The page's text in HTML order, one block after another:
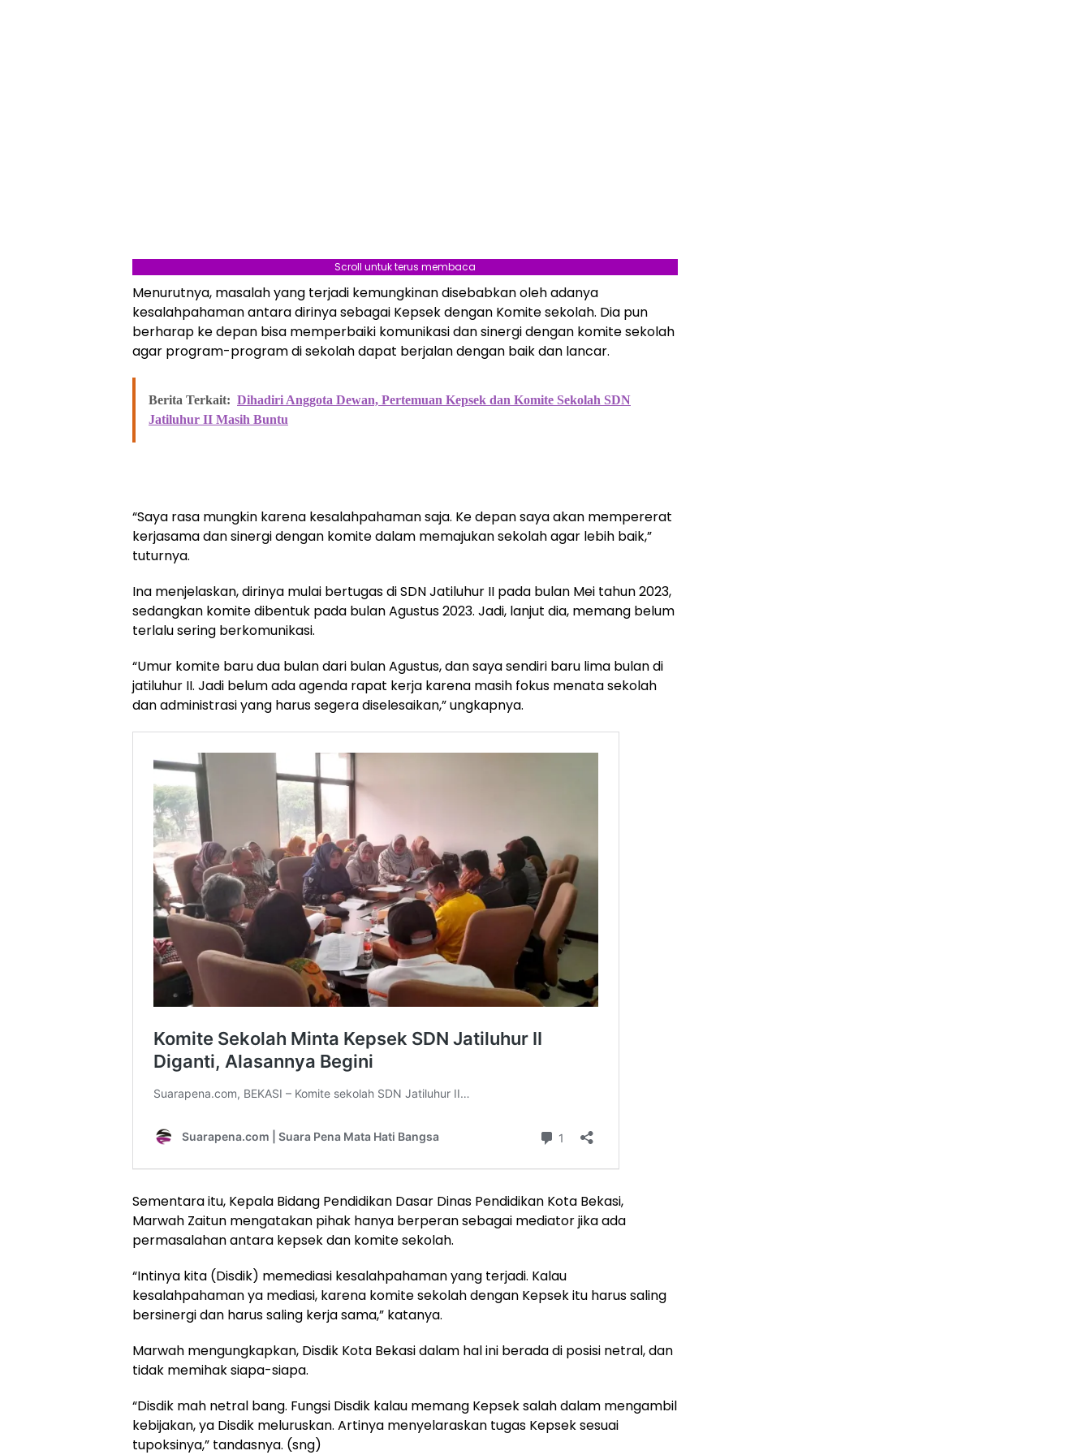
Scroll untuk terus membaca
Menurutnya, masalah yang terjadi kemungkinan disebabkan oleh adanya
kesalahpahaman antara dirinya sebagai Kepsek dengan Komite sekolah. Dia pun
berharap ke depan bisa memperbaiki komunikasi dan sinergi dengan komite sekolah
agar program-program di sekolah dapat berjalan dengan baik dan lancar.
Berita Terkait: Dihadiri Anggota Dewan, Pertemuan Kepsek dan Komite Sekolah SDN
Jatiluhur II Masih Buntu
“Saya rasa mungkin karena kesalahpahaman saja. Ke depan saya akan mempererat
kerjasama dan sinergi dengan komite dalam memajukan sekolah agar lebih baik,”
tuturnya.
Ina menjelaskan, dirinya mulai bertugas di SDN Jatiluhur II pada bulan Mei tahun 2023,
sedangkan komite dibentuk pada bulan Agustus 2023. Jadi, lanjut dia, memang belum
terlalu sering berkomunikasi.
“Umur komite baru dua bulan dari bulan Agustus, dan saya sendiri baru lima bulan di
jatiluhur II. Jadi belum ada agenda rapat kerja karena masih fokus menata sekolah
dan administrasi yang harus segera diselesaikan,” ungkapnya.
Sementara itu, Kepala Bidang Pendidikan Dasar Dinas Pendidikan Kota Bekasi,
Marwah Zaitun mengatakan pihak hanya berperan sebagai mediator jika ada
permasalahan antara kepsek dan komite sekolah.
“Intinya kita (Disdik) memediasi kesalahpahaman yang terjadi. Kalau
kesalahpahaman ya mediasi, karena komite sekolah dengan Kepsek itu harus saling
bersinergi dan harus saling kerja sama,” katanya.
Marwah mengungkapkan, Disdik Kota Bekasi dalam hal ini berada di posisi netral, dan
tidak memihak siapa-siapa.
“Disdik mah netral bang. Fungsi Disdik kalau memang Kepsek salah dalam mengambil
kebijakan, ya Disdik meluruskan. Artinya menyelaraskan tugas Kepsek sesuai
tupoksinya,” tandasnya. (sng)